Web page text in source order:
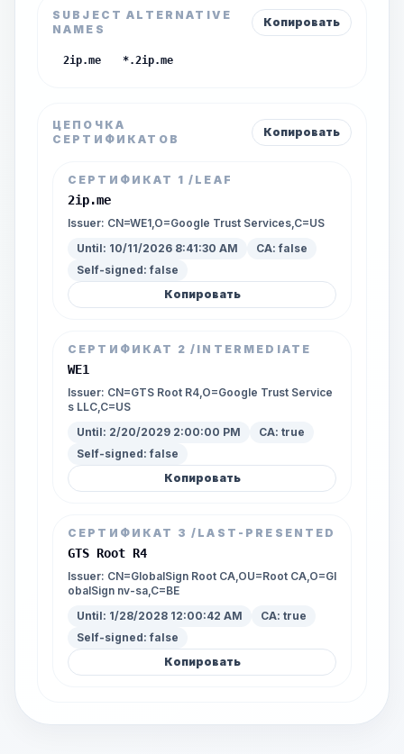
SUBJECT ALTERNATIVE
NAMES
Копировать
2ip.me *.2ip.me
ЦЕПОЧКА
СЕРТИФИКАТОВ
Копировать
СЕРТИФИКАТ 1 /LEAF
2ip.me
Issuer: CN=WE1,O=Google Trust Services,C=US
Until: 10/11/2026 8:41:30 AM CA:false
Self-signed:false
Копировать
СЕРТИФИКАТ 2 /INTERMEDIATE
WE1
Issuer: CN=GTS Root R4,O=Google Trust Service
s LLC,C=US
Until: 2/20/2029 2:00:00 PM CA: true
Self-signed:false
Копировать
СЕРТИФИКАТ 3 /LAST-PRESENTED
GTS Root R4
Issuer: CN=GlobalSign Root CA,OU=Root CA,O=Gl
obalSign nv-sa,C=BE
Until: 1/28/2028 12:00:42 AM CA: true
Self-signed:false
Копировать